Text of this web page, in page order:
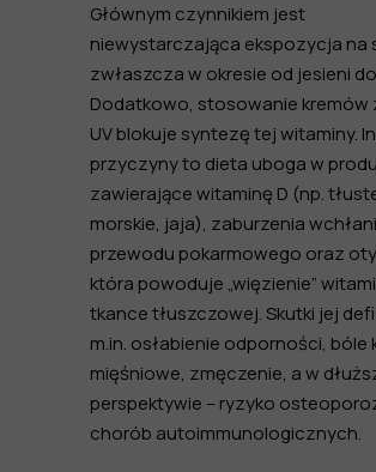
Głównym czynnikiem jest
niewystarczająca ekspozycja na
zwłaszcza w okresie od jesieni
Dodatkowo, stosowanie kremów
UV blokuje syntezę tej witaminy.
przyczyny to dieta uboga w
zawierające witaminę D (np.
morskie, jaja), zaburzenia
przewodu pokarmowego oraz
która powoduje „więzienie”
tkance tłuszczowej. Skutki jej
m.in. osłabienie odporności,
mięśniowe, zmęczenie, a w
perspektywie – ryzyko
chorób autoimmunologicznych.